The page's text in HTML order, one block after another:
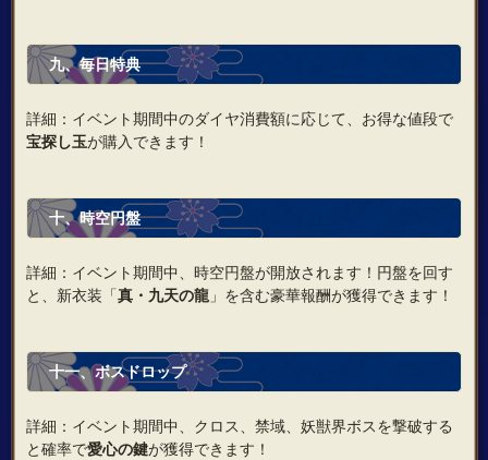
九、毎日特典
詳細：イベント期間中のダイヤ消費額に応じて、お得な値段で
宝探し玉が購入できます！
十、時空円盤
詳細：イベント期間中、時空円盤が開放されます！円盤を回す
と、新衣装「真・九天の龍」を含む豪華報酬が獲得できます！
十一、ボスドロップ
詳細：イベント期間中、クロス、禁域、妖獣界ボスを撃破する
と確率で愛心の鍵が獲得できます！